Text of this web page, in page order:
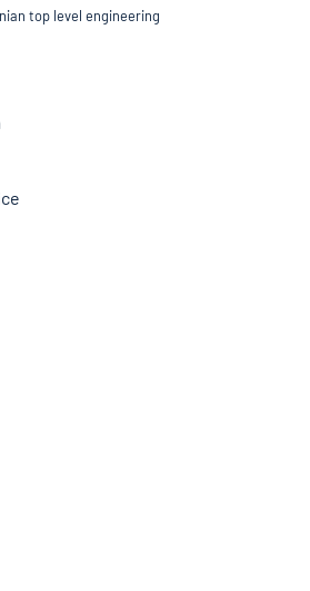
top level engineering